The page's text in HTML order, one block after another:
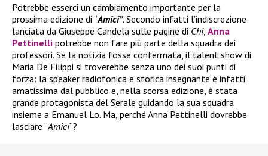
Potrebbe esserci un cambiamento importante per la
prossima edizione di “Amici”. Secondo infatti l’indiscrezione
lanciata da Giuseppe Candela sulle pagine di Chi, Anna
Pettinelli potrebbe non fare più parte della squadra dei
professori. Se la notizia fosse confermata, il talent show di
Maria De Filippi si troverebbe senza uno dei suoi punti di
forza: la speaker radiofonica e storica insegnante è infatti
amatissima dal pubblico e, nella scorsa edizione, è stata
grande protagonista del Serale guidando la sua squadra
insieme a Emanuel Lo. Ma, perché Anna Pettinelli dovrebbe
lasciare “Amici“?